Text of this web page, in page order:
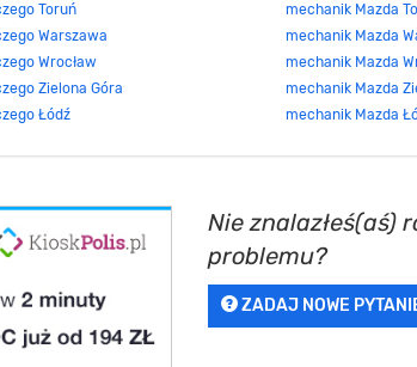
Toruń
Warszawa
Wrocław
Zielona Góra
Łódź
mechanik Mazda
mechanik Mazda
mechanik Mazda
mechanik Mazda
mechanik Mazda
Nie znalazłeś(aś)
problemu?
ZADAJ NOWE